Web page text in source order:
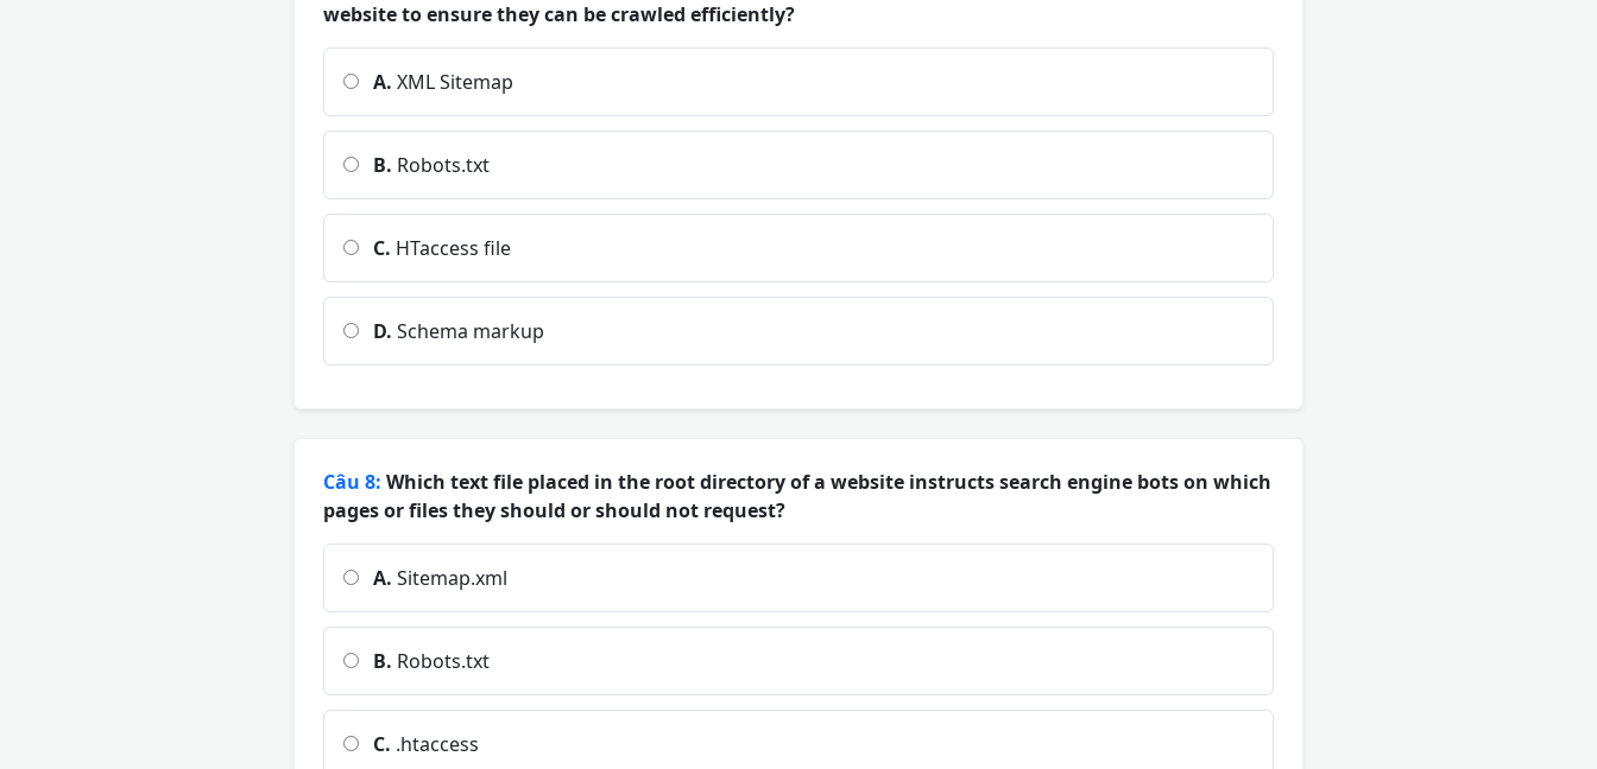
website to ensure they can be crawled efficiently?
A. XML Sitemap
B. Robots.txt
C. HTaccess file
D. Schema markup
Câu 8: Which text file placed in the root directory of a website instructs search engine bots on which
pages or files they should or should not request?
A. Sitemap.xml
B. Robots.txt
C. .htaccess